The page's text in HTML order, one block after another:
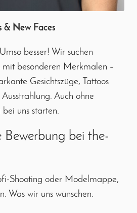
& New Faces
besser! Wir suchen
mit besonderen Merkmalen –
Gesichtszüge, Tattoos
Auch ohne
uns starten.
Bewerbung bei the-
Shooting oder Modelmappe,
Was wir uns wünschen: